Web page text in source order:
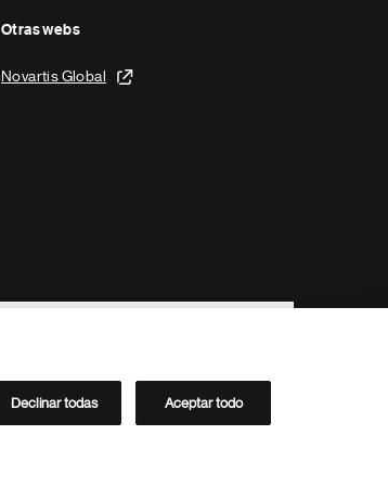
Otras webs
Novartis Global
Directorio de Novartis
Declinar todas Aceptar todo